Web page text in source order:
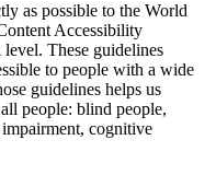
as possible to the World
Accessibility
These guidelines
to people with a wide
guidelines helps us
people: blind people,
cognitive